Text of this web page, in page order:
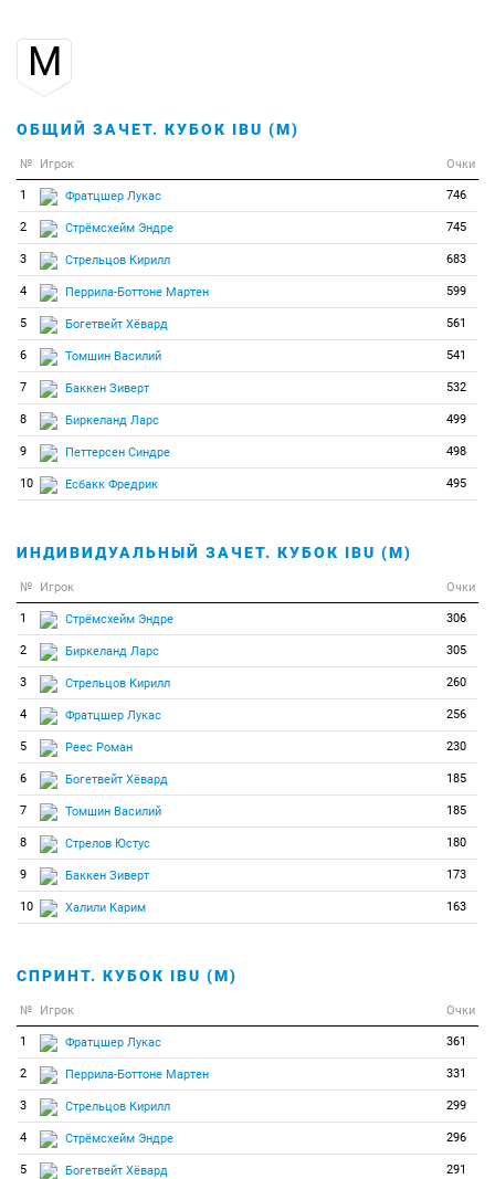
34
35 Кривонос Анна
38 Лайтфут Аманда 3 3
39 Гроссман Хейли 2 2
40 Рунгальдьер Алексия 1 1
41 Блаженич Ника 0 0
42 Ди Лалло Сабин 0 0
43 Дмитренко Валерия 0 0
44 Дюрингер Рамона 0 0
45 Ирвин Дидра 0 0
46 Козица Аника 0 0
47 Котрус Ана Лариса 0 0
48 Кошарац Деяна 0 0
50 Кьёрлин Келли
51 Лундстрем Аманда 0
52 Меер-Руж Ладина 0
53 Поня Сара 0
54 Сабуле Анния 0
55 Смерчякова Анета 0
56 Стремоус Алина 0
57 Ткадлецова Анна 0
58 Хартвегер Фабьен 0
59 Чэнь Хунжу 0
60 Шнайдер София 0
61 Энхбайяр Ариунтунгалаг 0
М
ОБЩИЙ ЗАЧЕТ. КУБОК IBU (М)
№ Игрок Очки
1 Фратцшер Лукас 746
2 Стрёмсхейм Эндре 745
3 Стрельцов Кирилл 683
4 Перрила-Боттоне Мартен 599
5 Богетвейт Хёвард 561
6 Томшин Василий 541
7 Баккен Зиверт 532
8 Биркеланд Ларс 499
9 Петтерсен Синдре 498
10 Есбакк Фредрик 495
ИНДИВИДУАЛЬНЫЙ ЗАЧЕТ. КУБОК IBU (М)
№ Игрок Очки
1 Стрёмсхейм Эндре 306
2 Биркеланд Ларс 305
3 Стрельцов Кирилл 260
4 Фратцшер Лукас 256
5 Реес Роман 230
6 Богетвейт Хёвард 185
7 Томшин Василий 185
8 Стрелов Юстус 180
9 Баккен Зиверт 173
10 Халили Карим 163
СПРИНТ. КУБОК IBU (М)
№ Игрок Очки
1 Фратцшер Лукас 361
2 Перрила-Боттоне Мартен 331
3 Стрельцов Кирилл 299
4 Стрёмсхейм Эндре 296
5 Богетвейт Хёвард 291